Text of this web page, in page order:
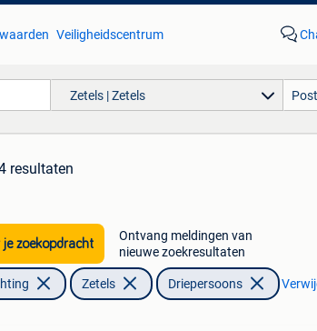
Veiligheidscentrum
Zetels | Zetels
resultaten
je zoekopdracht
Ontvang meldingen van
nieuwe zoekresultaten
Zetels Driepersoons